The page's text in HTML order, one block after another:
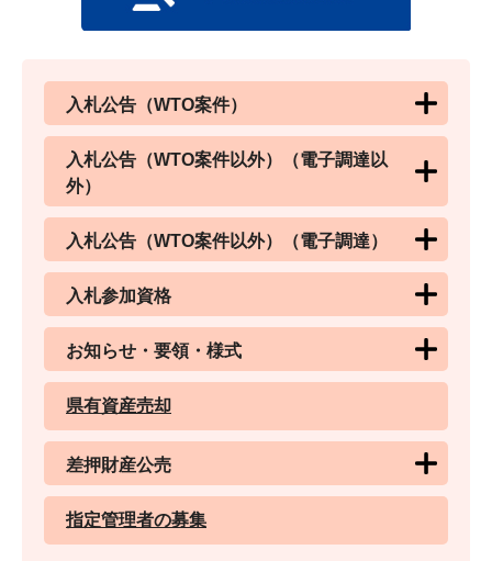
入札公告（WTO案件）
入札公告（WTO案件以外）（電子調達以
外）
入札公告（WTO案件以外）（電子調達）
入札参加資格
お知らせ・要領・様式
県有資産売却
差押財産公売
指定管理者の募集